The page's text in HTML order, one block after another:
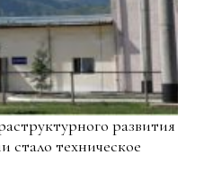
развития
стало техническое